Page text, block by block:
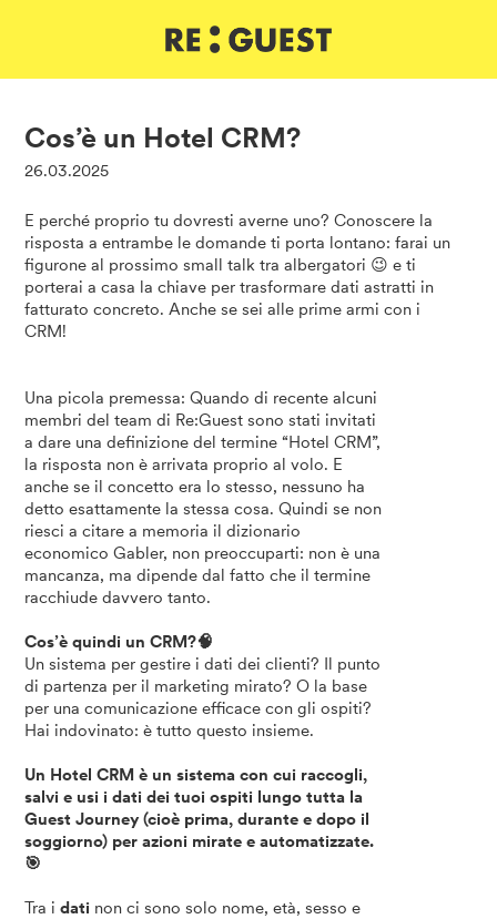
Cos’è un Hotel CRM?
26.03.2025
E perché proprio tu dovresti averne uno? Conoscere la
risposta a entrambe le domande ti porta lontano: farai un
figurone al prossimo small talk tra albergatori 😉 e ti
porterai a casa la chiave per trasformare dati astratti in
fatturato concreto. Anche se sei alle prime armi con i
CRM!
Una picola premessa: Quando di recente alcuni
membri del team di Re:Guest sono stati invitati
a dare una definizione del termine “Hotel CRM”,
la risposta non è arrivata proprio al volo. E
anche se il concetto era lo stesso, nessuno ha
detto esattamente la stessa cosa. Quindi se non
riesci a citare a memoria il dizionario
economico Gabler, non preoccuparti: non è una
mancanza, ma dipende dal fatto che il termine
racchiude davvero tanto.
Cos’è quindi un CRM?🧠
Un sistema per gestire i dati dei clienti? Il punto
di partenza per il marketing mirato? O la base
per una comunicazione efficace con gli ospiti?
Hai indovinato: è tutto questo insieme.
Un Hotel CRM è un sistema con cui raccogli,
salvi e usi i dati dei tuoi ospiti lungo tutta la
Guest Journey (cioè prima, durante e dopo il
soggiorno) per azioni mirate e automatizzate.
🎯
Tra idati non ci sono solo nome, età, sesso e